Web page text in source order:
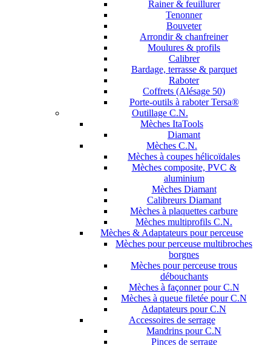
Rainer & feuillurer
Tenonner
Bouveter
Arrondir & chanfreiner
Moulures & profils
Calibrer
Bardage, terrasse & parquet
Raboter
Coffrets (Alésage 50)
Porte-outils à raboter Tersa®
Outillage C.N.
Mèches ItaTools
Diamant
Mèches C.N.
Mèches à coupes hélicoïdales
Mèches composite, PVC &
aluminium
Mèches Diamant
Calibreurs Diamant
Mèches à plaquettes carbure
Mèches multiprofils C.N.
Mèches & Adaptateurs pour perceuse
Mèches pour perceuse multibroches
borgnes
Mèches pour perceuse trous
débouchants
Mèches à façonner pour C.N
Mèches à queue filetée pour C.N
Adaptateurs pour C.N
Accessoires de serrage
Mandrins pour C.N
Pinces de serrage